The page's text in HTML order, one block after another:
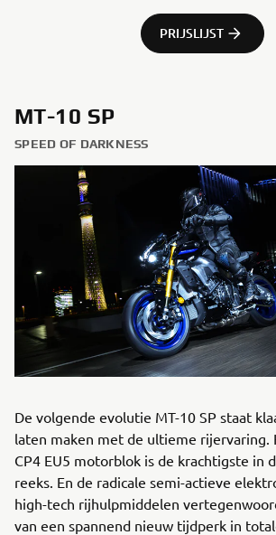
PRIJSLIJST
MT-10 SP
SPEED OF DARKNESS
De volgende evolutie MT-10 SP staat
laten maken met de ultieme rijervaring.
CP4 EU5 motorblok is de krachtigste in
reeks. En de radicale semi-actieve
high-tech rijhulpmiddelen
van een spannend nieuw tijdperk in